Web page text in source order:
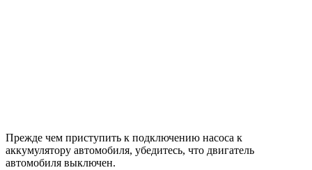
Прежде чем приступить к подключению насоса к
аккумулятору автомобиля, убедитесь, что двигатель
автомобиля выключен.